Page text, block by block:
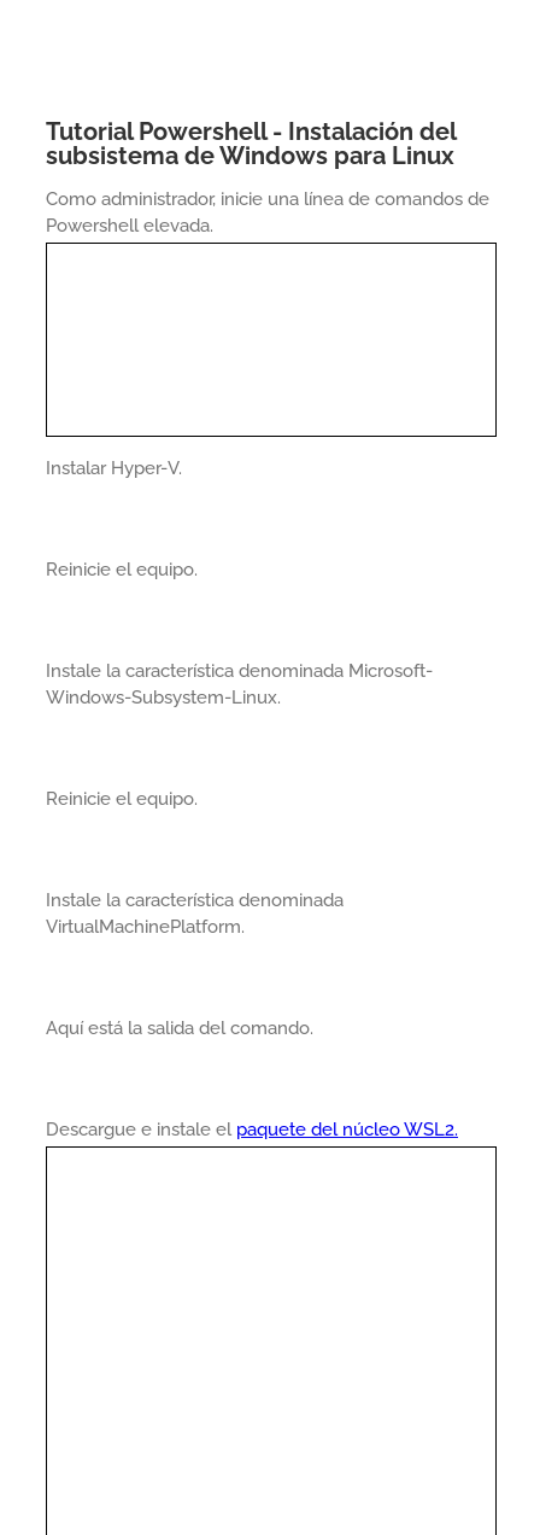
Tutorial Powershell - Instalación del
subsistema de Windows para Linux
Como administrador, inicie una línea de comandos de
Powershell elevada.
Instalar Hyper-V.
Reinicie el equipo.
Instale la característica denominada Microsoft-
Windows-Subsystem-Linux.
Reinicie el equipo.
Instale la característica denominada
VirtualMachinePlatform.
Aquí está la salida del comando.
Descargue e instale el paquete del núcleo WSL2.